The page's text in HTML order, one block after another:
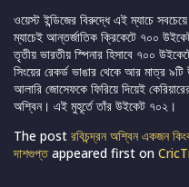
ওয়েস্ট ইন্ডিজের বিরুদ্ধে এই ম্যাচে
ম্যাচেই আন্তর্জাতিক ক্রিকেটে ৭০০
তৃতীয় ভারতীয় স্পিনার হিসাবে ৭০০
সিংয়ের রেকর্ড ভাঙার থেকে আর মাত্র
আলারি জোসেফকে ফিরিয়ে দিয়েই
অশ্বিন। এই মুহূর্তে তাঁর উইকেট ৭০২।
The post রবিচন্দ্রন অশ্বিন একজন
দাশগুপ্তappeared first on